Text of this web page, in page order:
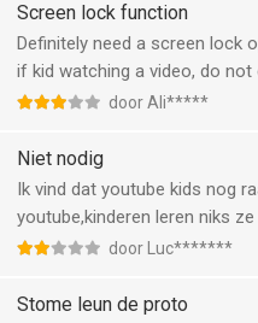
Screen lock function
Definitely need a screen lock
if kid watching a video, do not
door Ali*****
Niet nodig
Ik vind dat youtube kids nog
youtube,kinderen leren niks
door Luc*******
Stome leun de proto